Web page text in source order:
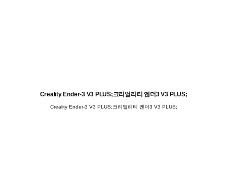
Creality Ender-3 V3 PLUS;크리얼리티 엔더3 V3 PLUS;
Creality Ender-3 V3 PLUS;크리얼리티 엔더3 V3 PLUS;